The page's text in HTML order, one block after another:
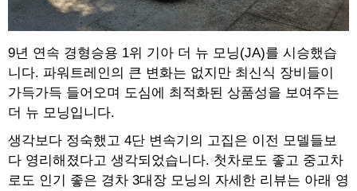
9년 연속 경형승용 1위 기아 더 뉴 모닝(JA)를 시승했습
니다. 파워트레인의 큰 변화는 없지만 최신식 장비들이
가득가득 들어오며 도심에 최적화된 상품성을 보여주는
더 뉴 모닝입니다.
생각보다 정숙했고 4단 변속기의 고집은 이전 모델들보
다 영리해졌다고 생각되었습니다. 첫차로도 좋고 중고차
로도 인기 좋은 경차 3대장 모닝의 자세한 리뷰는 아래 영